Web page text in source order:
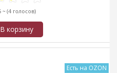
~(4 голосов)
В корзину
Есть на OZON